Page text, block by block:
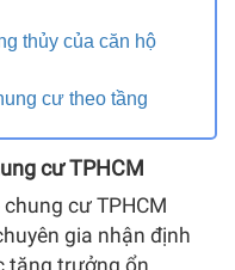
thủy của căn hộ
cư theo tầng
cư TPHCM
cư TPHCM
gia nhận định
tăng trưởng ổn